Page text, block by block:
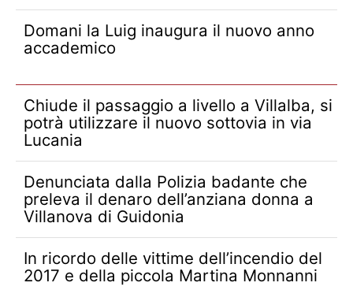
Domani la Luig inaugura il nuovo anno
accademico
Chiude il passaggio a livello a Villalba, si
potrà utilizzare il nuovo sottovia in via
Lucania
Denunciata dalla Polizia badante che
preleva il denaro dell’anziana donna a
Villanova di Guidonia
In ricordo delle vittime dell’incendio del
2017 e della piccola Martina Monnanni